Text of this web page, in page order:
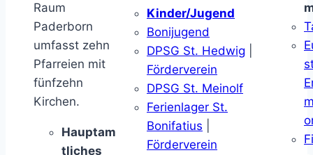
Raum
Paderborn
umfasst zehn
Pfarreien mit
fünfzehn
Kirchen.
Hauptam
tliches
Kinder/Jugend
Bonijugend
DPSG St. Hedwig
Förderverein
DPSG St. Meinolf
Ferienlager St.
Bonifatius
Förderverein